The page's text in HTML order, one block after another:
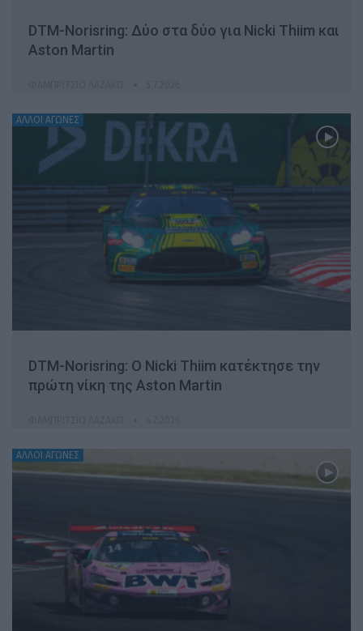
DTM-Norisring: Δύο στα δύο για Nicki Thiim και
Aston Martin
ΆΛΛΟΙ ΑΓΏΝΕΣ
DTM-Norisring: O Nicki Thiim κατέκτησε την
πρώτη νίκη της Aston Martin
ΆΛΛΟΙ ΑΓΏΝΕΣ